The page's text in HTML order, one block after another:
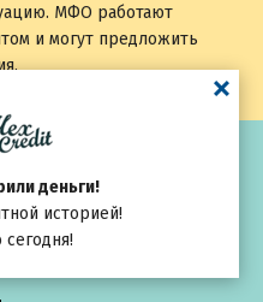
деньги!
историей!
МФО работают
и могут предложить